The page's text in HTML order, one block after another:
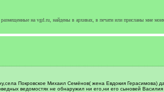
на vgd.ru, найдены в архивах, в печати или присланы мне
Покровское Михаил Семёнов( жена Евдокия
ведомостях не обнаружил ни его,ни его сыновей